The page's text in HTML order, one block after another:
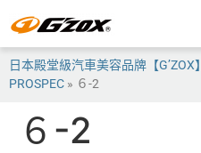
日本殿堂級汽車美容品牌【G’ZOX】
PROSPEC » ６-2
６-2